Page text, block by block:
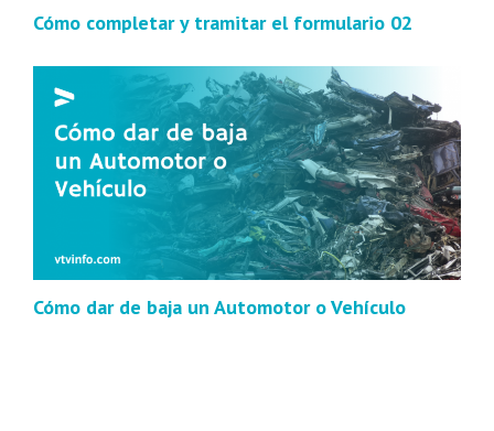
Cómo completar y tramitar el formulario 02
Cómo dar de baja un Automotor o Vehículo